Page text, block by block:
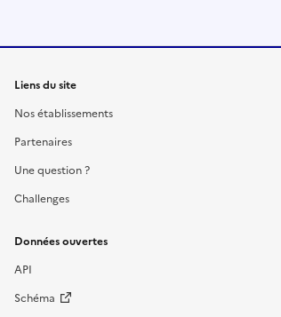
Liens du site
Nos établissements
Partenaires
Une question ?
Challenges
Données ouvertes
API
Schéma